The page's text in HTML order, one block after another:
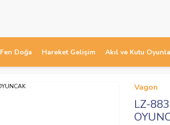
Fen Doğa Hareket Gelişim Akıl ve Kutu
Vagon
LZ-